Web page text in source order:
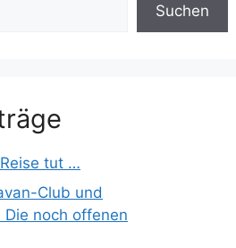
Suchen
tut …
Club und
noch offenen